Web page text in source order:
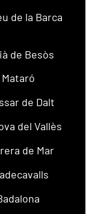
de la Barca
de Besòs
Mataró
de Dalt
del Vallès
de Mar